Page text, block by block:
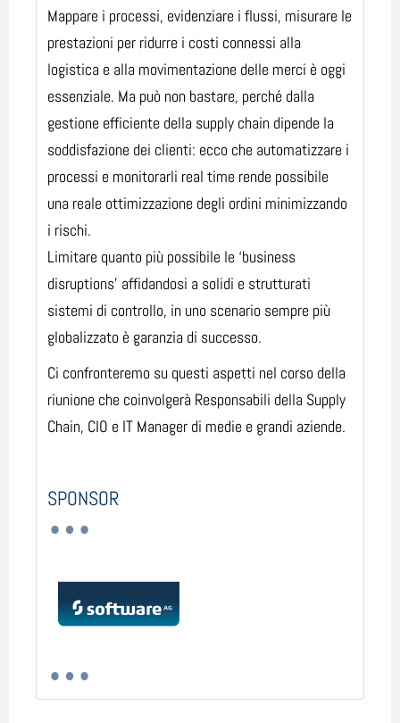
Mappare i processi, evidenziare i flussi, misurare le
prestazioni per ridurre i costi connessi alla
logistica e alla movimentazione delle merci è oggi
essenziale. Ma può non bastare, perché dalla
gestione efficiente della supply chain dipende la
soddisfazione dei clienti: ecco che automatizzare i
processi e monitorarli real time rende possibile
una reale ottimizzazione degli ordini minimizzando
i rischi.
Limitare quanto più possibile le ‘business
disruptions’ affidandosi a solidi e strutturati
sistemi di controllo, in uno scenario sempre più
globalizzato è garanzia di successo.
Ci confronteremo su questi aspetti nel corso della
riunione che coinvolgerà Responsabili della Supply
Chain, CIO e IT Manager di medie e grandi aziende.
SPONSOR